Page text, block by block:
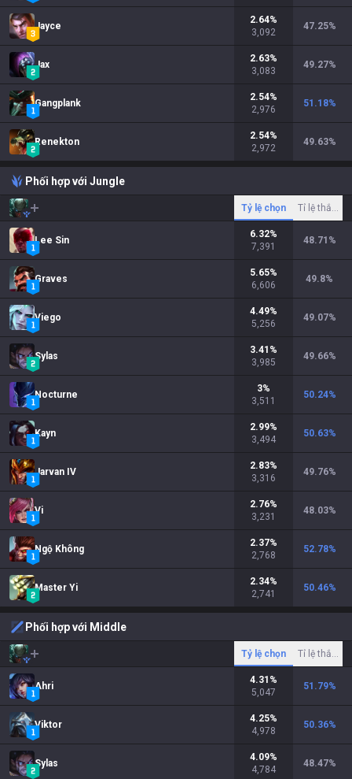
Jayce
2.64%
3,092
47.25%
Jax
2.63%
3,083
49.27%
Gangplank
2.54%
2,976
51.18%
Renekton
2.54%
2,972
49.63%
Phối hợp với Jungle
Tỷ lệ chọn Tỉ lệ thắng
Lee Sin
6.32%
7,391
48.71 %
Graves
5.65%
6,606
49.8%
Viego
4.49%
5,256
49.07%
Sylas
3.41 %
3,985
49.66%
Nocturne
3%
3,511
50.24%
Kayn
2.99%
3,494
50.63%
Jarvan IV
2.83%
3,316
49.76%
Vi
2.76%
3,231
48.03%
Ngộ Không
2.37%
2,768
52.78%
Master Yi
2.34%
2,741
50.46%
Phối hợp với Middle
Tỷ lệ chọn Tỉ lệ thắng
Ahri
4.31 %
5,047
51.79%
Viktor
4.25%
4,978
50.36%
Sylas
4.09%
4,784
48.47%